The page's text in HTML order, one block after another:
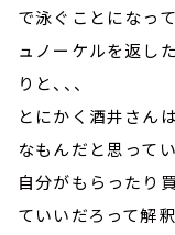
で泳ぐことになっ
ュノーケルを返し
りと、、、
とにかく酒井さん
なもんだと思って
自分がもらったり
ていいだろって解